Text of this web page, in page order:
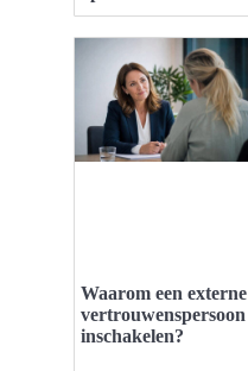
Waarom een externe
vertrouwenspersoon
inschakelen?